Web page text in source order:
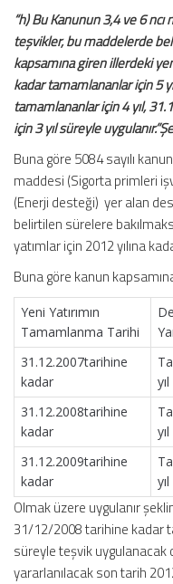
“h) Bu Kanunun 3,4 ve 6
teşvikler, bu maddelerde
kapsamına giren illerdeki
kadar tamamlananlar için 5
tamamlananlar için 4 yıl,
için 3 yıl süreyle
Buna göre 5084 sayılı
maddesi (Sigorta primleri
(Enerji desteği) yer alan
belirtilen sürelere
yatımlar için 2012 yılına
Buna göre kanun
Yeni Yatırımın
Tamamlanma Tarihi
31.12.2007tarihine
kadar
yıl
31.12.2008tarihine
kadar
yıl
31.12.2009tarihine
kadar
yıl
Olmak üzere uygulanır
31/12/2008 tarihine kadar
süreyle teşvik uygulanacak
yararlanılacak son tarih 2012